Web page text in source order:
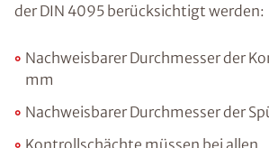
der DIN 4095 berücksichtigt werden:
Nachweisbarer Durchmesser der
mm
Nachweisbarer Durchmesser der